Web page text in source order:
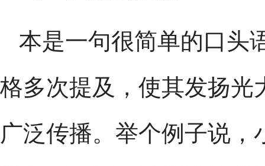
本是一句很简单的口头
格多次提及，使其发扬光
广泛传播。举个例子说，